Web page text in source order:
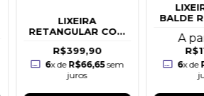
LIXEIRA
RETANGULAR COM
BRANCA
R$399,90
6x de R$66,65sem
juros
BALDE
A
6x de